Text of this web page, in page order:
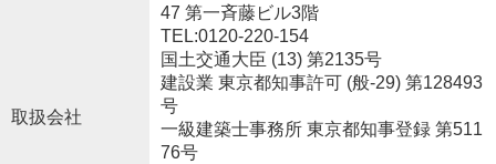
取扱会社
47 第一斉藤ビル3階
TEL:0120-220-154
国土交通大臣 (13) 第2135号
建設業 東京都知事許可 (般-29) 第128493
号
一級建築士事務所 東京都知事登録 第511
76号